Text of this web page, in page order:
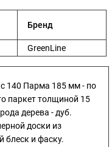
Бренд
GreenLine
140 Парма 185 мм - по
паркет толщиной 15
дерева - дуб.
доски из
блеск и фаску.